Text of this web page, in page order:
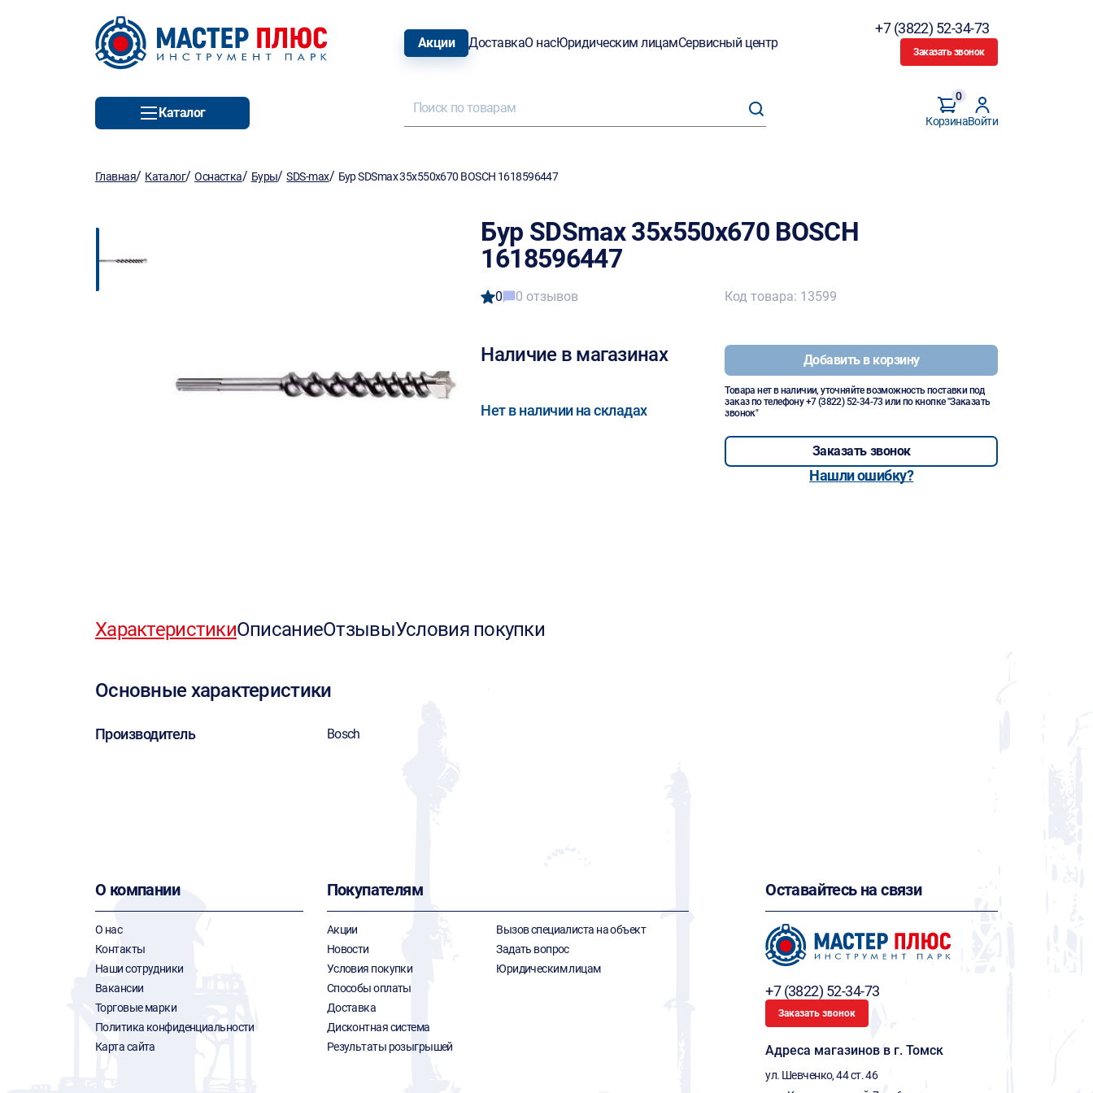
Акции ДоставкаО насЮридическим лицамСервисный центр
+7 (3822) 52-34-73
Заказать звонок
Каталог
Корзина
0
Войти
Главная/ Каталог/Оснастка/ Буры/SDS-max/ Бур SDSmax 35х550х670 BOSCH 1618596447
Бур SDSmax 35х550х670 BOSCH
1618596447
0 0 отзывов
Наличие в магазинах
Нет в наличии на складах
Код товара: 13599
Добавить в корзину
Товара нет в наличии, уточняйте возможность поставки под
заказ по телефону+7 (3822) 52-34-73 или по кнопке "Заказать
звонок"
Заказать звонок
Нашли ошибку?
ХарактеристикиОписаниеОтзывыУсловия покупки
Основные характеристики
Производитель Bosch
О компании
О нас
Контакты
Наши сотрудники
Вакансии
Торговые марки
Политика конфиденциальности
Карта сайта
Покупателям
Акции
Новости
Условия покупки
Способы оплаты
Доставка
Дисконтная система
Результаты розыгрышей
Вызов специалиста на объект
Задать вопрос
Юридическим лицам
Оставайтесь на связи
+7 (3822) 52-34-73
Заказать звонок
Адреса магазинов в г. Томск
ул. Шевченко, 44 ст. 46